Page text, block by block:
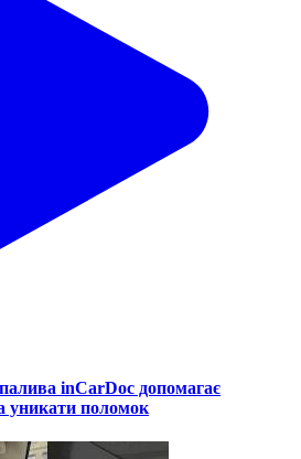
inCarDoc допомагає
уникати поломок